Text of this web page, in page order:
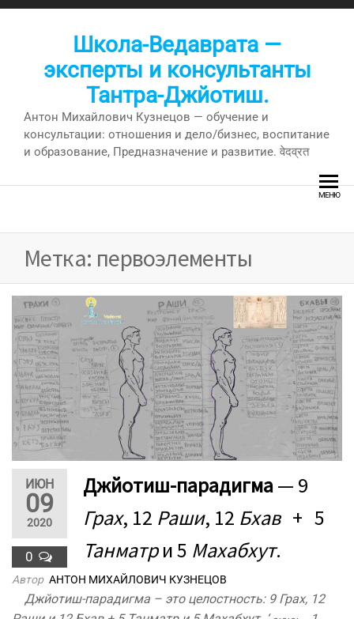
Перейти
Школа-Ведаврата —
эксперты и консультанты
Тантра-Джйотиш.
Антон Михайлович Кузнецов — обучение и
консультации: отношения и дело/бизнес, воспитание
и образование, Предназначение и развитие. वेदव्रत
МЕНЮ
Метка: первоэлементы
ИЮН
09
2020
0
Джйотиш-парадигма — 9
Грах, 12 Раши, 12 Бхав+ 5
Танматри 5 Махабхут.
Автор АНТОН МИХАЙЛОВИЧ КУЗНЕЦОВ
Джйотиш-парадигма – это целостность: 9 Грах, 12